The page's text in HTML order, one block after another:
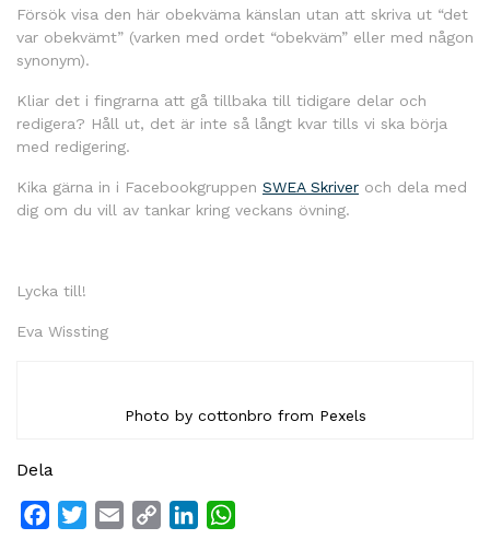
Försök visa den här obekväma känslan utan att skriva ut “det
var obekvämt” (varken med ordet “obekväm” eller med någon
synonym).
Kliar det i fingrarna att gå tillbaka till tidigare delar och
redigera? Håll ut, det är inte så långt kvar tills vi ska börja
med redigering.
Kika gärna in i Facebookgruppen SWEA Skriver och dela med
dig om du vill av tankar kring veckans övning.
Lycka till!
Eva Wissting
Photo by cottonbro from Pexels
Dela
FacebookTwitterEmail Copy
LinkedIn